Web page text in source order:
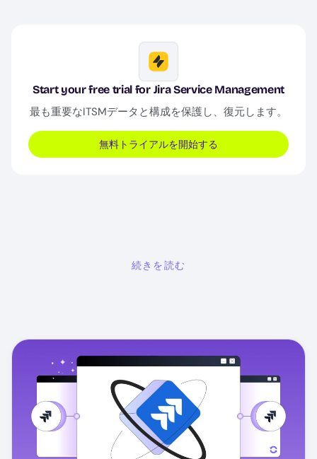
Image
Start your free trial for Jira Service Management
最も重要なITSMデータと構成を保護し、復元します。
無料トライアルを開始する
続きを読む